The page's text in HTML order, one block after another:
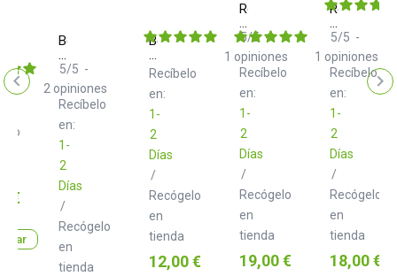
€
Befaco
Cable
Pack
Azul
1,2m
Recíbelo
en:
1-
2
Días
/
Recógelo
en
tienda
5/5 -
2 opiniones
Befaco
Cable
Pack
Verde
2m
Recíbelo
en:
1-
2
Días
/
Recógelo
en
tienda
Precio
12,00 €
Roland
RCC-
10-
2814
Recíbelo
en:
1-
2
Días
/
Recógelo
en
tienda
5/5-
1 opiniones
Precio
19,00 €
Roland
RMIDI-
B10-
DUAL
Recíbelo
en:
1-
2
Días
/
Recógelo
en
tienda
5/5 -
1 opiniones
Precio
18,00 €